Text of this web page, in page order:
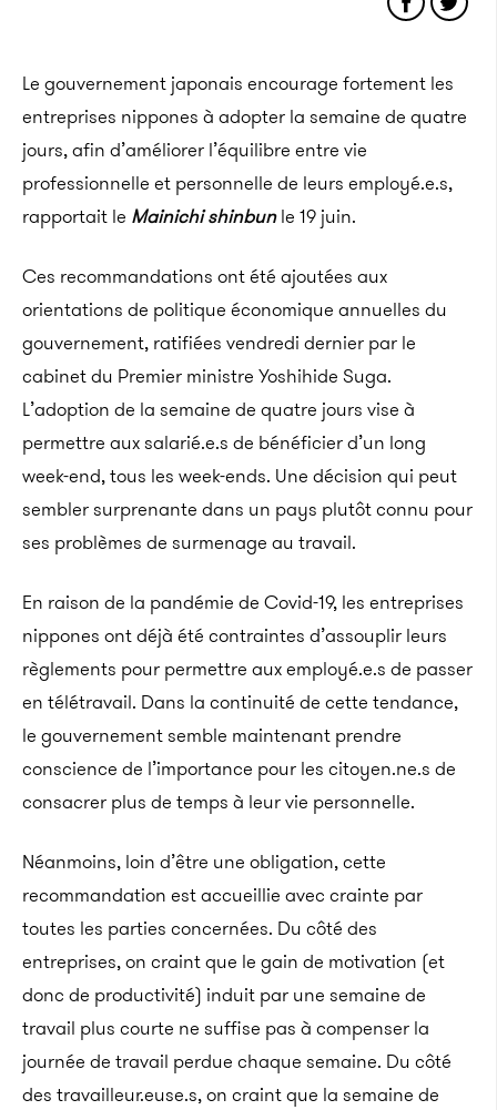
Le gouvernement japonais encourage fortement les
entreprises nippones à adopter la semaine de quatre
jours, afin d’améliorer l’équilibre entre vie
professionnelle et personnelle de leurs employé.e.s,
rapportait le Mainichi shinbunle 19 juin.
Ces recommandations ont été ajoutées aux
orientations de politique économique annuelles du
gouvernement, ratifiées vendredi dernier par le
cabinet du Premier ministre Yoshihide Suga.
L’adoption de la semaine de quatre jours vise à
permettre aux salarié.e.s de bénéficier d’un long
week-end, tous les week-ends. Une décision qui peut
sembler surprenante dans un pays plutôt connu pour
ses problèmes de surmenage au travail.
En raison de la pandémie de Covid-19, les entreprises
nippones ont déjà été contraintes d’assouplir leurs
règlements pour permettre aux employé.e.s de passer
en télétravail. Dans la continuité de cette tendance,
le gouvernement semble maintenant prendre
conscience de l’importance pour les citoyen.ne.s de
consacrer plus de temps à leur vie personnelle.
Néanmoins, loin d’être une obligation, cette
recommandation est accueillie avec crainte par
toutes les parties concernées. Du côté des
entreprises, on craint que le gain de motivation (et
donc de productivité) induit par une semaine de
travail plus courte ne suffise pas à compenser la
journée de travail perdue chaque semaine. Du côté
des travailleur.euse.s, on craint que la semaine de